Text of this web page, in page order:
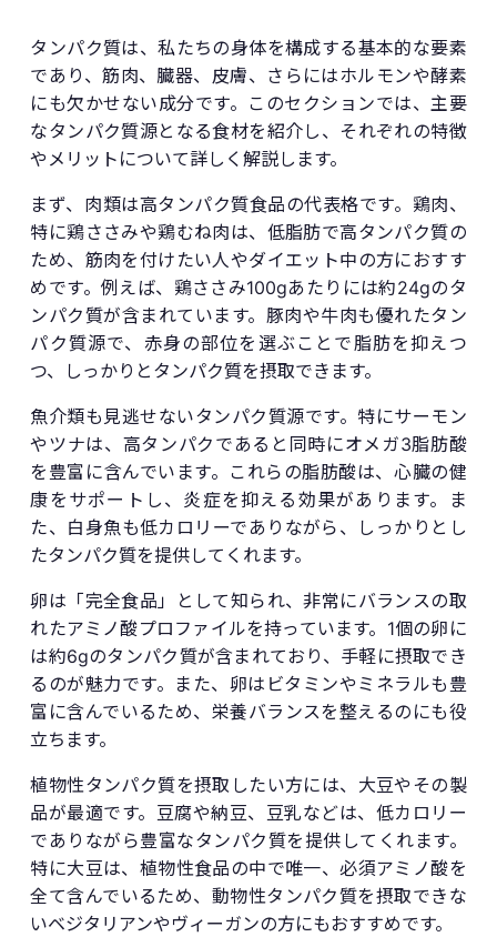
タンパク質は、私たちの身体を構成する基本的な要素
であり、筋肉、臓器、皮膚、さらにはホルモンや酵素
にも欠かせない成分です。このセクションでは、主要
なタンパク質源となる食材を紹介し、それぞれの特徴
やメリットについて詳しく解説します。
まず、肉類は高タンパク質食品の代表格です。鶏肉、
特に鶏ささみや鶏むね肉は、低脂肪で高タンパク質の
ため、筋肉を付けたい人やダイエット中の方におすす
めです。例えば、鶏ささみ100gあたりには約24gのタ
ンパク質が含まれています。豚肉や牛肉も優れたタン
パク質源で、赤身の部位を選ぶことで脂肪を抑えつ
つ、しっかりとタンパク質を摂取できます。
魚介類も見逃せないタンパク質源です。特にサーモン
やツナは、高タンパクであると同時にオメガ3脂肪酸
を豊富に含んでいます。これらの脂肪酸は、心臓の健
康をサポートし、炎症を抑える効果があります。ま
た、白身魚も低カロリーでありながら、しっかりとし
たタンパク質を提供してくれます。
卵は「完全食品」として知られ、非常にバランスの取
れたアミノ酸プロファイルを持っています。1個の卵に
は約6gのタンパク質が含まれており、手軽に摂取でき
るのが魅力です。また、卵はビタミンやミネラルも豊
富に含んでいるため、栄養バランスを整えるのにも役
立ちます。
植物性タンパク質を摂取したい方には、大豆やその製
品が最適です。豆腐や納豆、豆乳などは、低カロリー
でありながら豊富なタンパク質を提供してくれます。
特に大豆は、植物性食品の中で唯一、必須アミノ酸を
全て含んでいるため、動物性タンパク質を摂取できな
いベジタリアンやヴィーガンの方にもおすすめです。